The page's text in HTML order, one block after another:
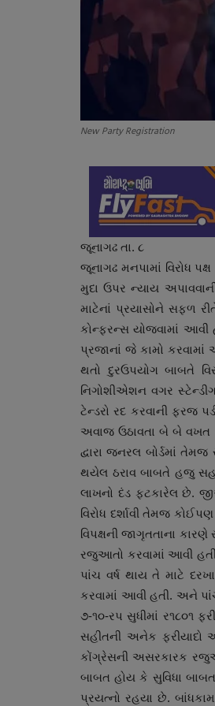
New Party Registration
જૂનાગઢ તા. ૮
જૂનાગઢ મનપામાં વિરોધ
મુદા ઉપર ન્યાય
માટેનાં પ્રયાસોને સફળ
કોન્ફરન્સ યોજવામાં આવી
પ્રજાનાં જે કામો
થતો દુરઉપયોગ બાબતે
નિગોશીએશન વગર
ટેન્ડરો રદ કરવાની ફરજ
અવાજ ઉઠાવતા બે બે વખત
દ્વારા જનરલ બોર્ડમાં
થયેલ ઠરાવ બાબતે હજુ
લાખનો દંડ ફટકારેલ છે.
વિરોધ દર્શાવી તેમજ
વિપક્ષની જાગૃતતાના
રજુઆતો કરવામાં આવી
પાંચ વર્ષ થાય તે માટે
કરવામાં આવી હતી. અને
૭-૧૦-રપ સુધીમાં ર૧૮૦૧
સહીતની અનેક ફરીયાદો
કોંગ્રેસની અસરકારક
બાબત હોય કે સુવિધા
પ્રયત્નો રહયા છે.
સ્વાસ્થ્ય